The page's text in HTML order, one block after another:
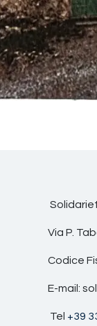
Solidarietà
Via P.
Codice
E-mail:
Tel +39